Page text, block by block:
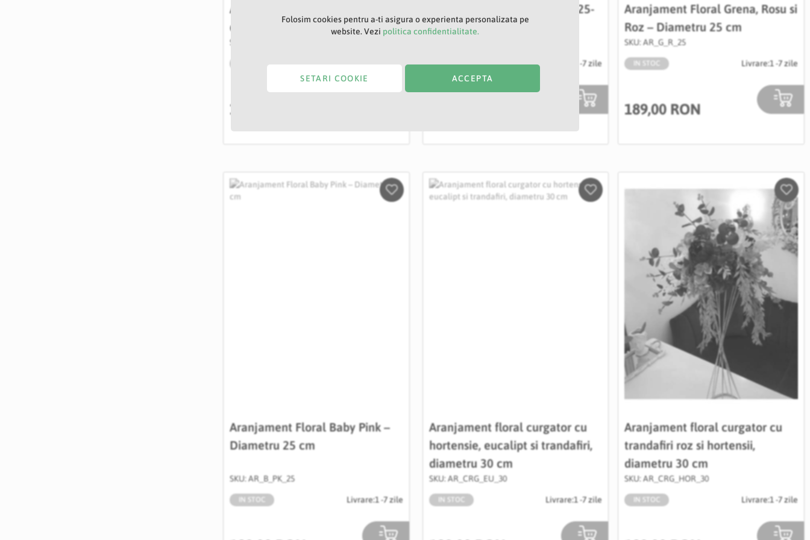
Aranjament curgator BRIANA
diametru 25 cm
SKU: AR_BRIA_25
Livrare:1 -7 zile
189,00 RON
Aranjament floral diametru 25-
30 cm Alb Roz.
IN STOC 1 -7 zile
Aranjament Floral Grena, Rosu si
Roz – Diametru 25 cm
SKU: AR_G_R_25
IN STOC Livrare:1 -7 zile
189,00 RON
Aranjament Floral Baby Pink –
Diametru 25 cm
SKU: AR_B_PK_25
IN STOC Livrare:1 -7 zile
Salveaza
Aranjament floral curgator cu
hortensie, eucalipt si trandafiri,
diametru 30 cm
SKU: AR_CRG_EU_30
IN STOC Livrare:1 -7 zile
Salveaza
Aranjament floral curgator cu
trandafiri roz si hortensii,
diametru 30 cm
SKU: AR_CRG_HOR_30
IN STOC Livrare:1 -7 zile
in
Folosim cookies pentru a-ti asigura o experienta personalizata pe
website. Vezi politica confidentialitate.
ACCEPTA
SETARI COOKIE